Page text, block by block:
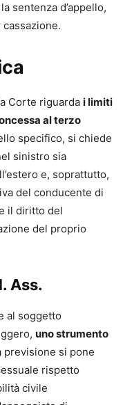
civile e
giuridico e sulle
vincere e I nove
alle Assicurazioni
sentenza d’appello,
Corte riguarda i limiti
al terzo
specifico, si chiede
sinistro sia
e, soprattutto,
del conducente di
il diritto del
del proprio
Ass.
al soggetto
uno strumento
previsione si pone
rispetto
civile